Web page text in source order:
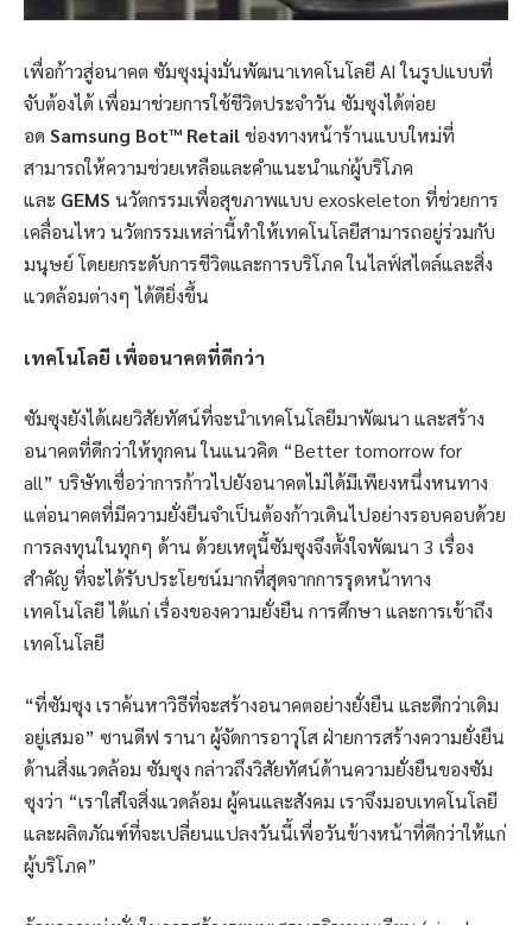
เพื่อก้าวสู่อนาคต ซัมซุงมุ่งมั่นพัฒนาเทคโนโลยี AI ในรูปแบบที่
จับต้องได้ เพื่อมาช่วยการใช้ชีวิตประจำวัน ซัมซุงได้ต่อย
อด Samsung Bot™ Retailช่องทางหน้าร้านแบบใหม่ที่
สามารถให้ความช่วยเหลือและคำแนะนำแก่ผู้บริโภค
และ GEMS นวัตกรรมเพื่อสุขภาพแบบ exoskeleton ที่ช่วยการ
เคลื่อนไหว นวัตกรรมเหล่านี้ทำให้เทคโนโลยีสามารถอยู่ร่วมกับ
มนุษย์ โดยยกระดับการชีวิตและการบริโภค ในไลฟ์สไตล์และสิ่ง
แวดล้อมต่างๆ ได้ดียิ่งขึ้น
เทคโนโลยี เพื่ออนาคตที่ดีกว่า
ซัมซุงยังได้เผยวิสัยทัศน์ที่จะนำเทคโนโลยีมาพัฒนา และสร้าง
อนาคตที่ดีกว่าให้ทุกคน ในแนวคิด “Better tomorrow for
all” บริษัทเชื่อว่าการก้าวไปยังอนาคตไม่ได้มีเพียงหนึ่งหนทาง
แต่อนาคตที่มีความยั่งยืนจำเป็นต้องก้าวเดินไปอย่างรอบคอบด้วย
การลงทุนในทุกๆ ด้าน ด้วยเหตุนี้ซัมซุงจึงตั้งใจพัฒนา 3 เรื่อง
สำคัญ ที่จะได้รับประโยชน์มากที่สุดจากการรุดหน้าทาง
เทคโนโลยี ได้แก่ เรื่องของความยั่งยืน การศึกษา และการเข้าถึง
เทคโนโลยี
“ที่ซัมซุง เราค้นหาวิธีที่จะสร้างอนาคตอย่างยั่งยืน และดีกว่าเดิม
อยู่เสมอ” ซานดีฟ รานา ผู้จัดการอาวุโส ฝ่ายการสร้างความยั่งยืน
ด้านสิ่งแวดล้อม ซัมซุง กล่าวถึงวิสัยทัศน์ด้านความยั่งยืนของซัม
ซุงว่า “เราใส่ใจสิ่งแวดล้อม ผู้คนและสังคม เราจึงมอบเทคโนโลยี
และผลิตภัณฑ์ที่จะเปลี่ยนแปลงวันนี้เพื่อวันข้างหน้าที่ดีกว่าให้แก่
ผู้บริโภค”